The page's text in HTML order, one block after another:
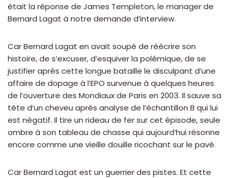
était la réponse de James Templeton, le manager de
Bernard Lagat à notre demande d’interview.
Car Bernard Lagat en avait soupé de réécrire son
histoire, de s’excuser, d’esquiver la polémique, de se
justifier après cette longue bataille le disculpant d’une
affaire de dopage à l‘EPO survenue à quelques heures
de l’ouverture des Mondiaux de Paris en 2003. Il sauve sa
tête d’un cheveu après analyse de l’échantillon B qui lui
est négatif. Il tire un rideau de fer sur cet épisode, seule
ombre à son tableau de chasse qui aujourd’hui résonne
encore comme une vieille douille ricochant sur le pavé.
Car Bernard Lagat est un guerrier des pistes. Et cette